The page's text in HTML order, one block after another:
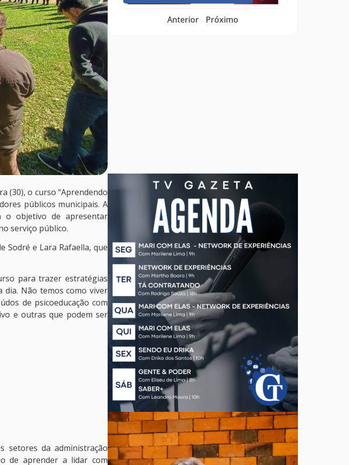
(30), o curso “Aprendendo
públicos municipais. A
o objetivo de apresentar
serviço público.
Sodré e Lara Rafaella, que
para trazer estratégias
dia. Não temos como viver
de psicoeducação com
e outras que podem ser
setores da administração
de aprender a lidar com
Anterior Próximo